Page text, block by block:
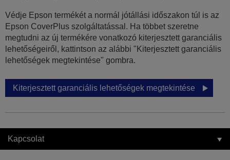
Védje Epson termékét a normál jótállási időszakon túl is az
Epson CoverPlus szolgáltatással. Ha többet szeretne
megtudni az új termékére vonatkozó kiterjesztett garanciális
lehetőségeiről, kattintson az alábbi "Kiterjesztett garanciális
lehetőségek megtekintése" gombra.
Kiterjesztett garanciális lehetőségek megtekintése
Kapcsolat